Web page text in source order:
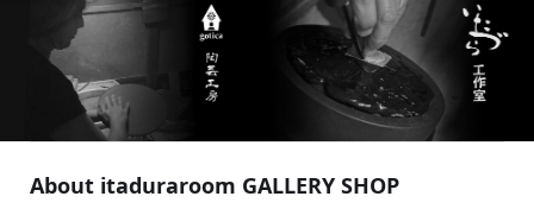
About itaduraroom GALLERY SHOP